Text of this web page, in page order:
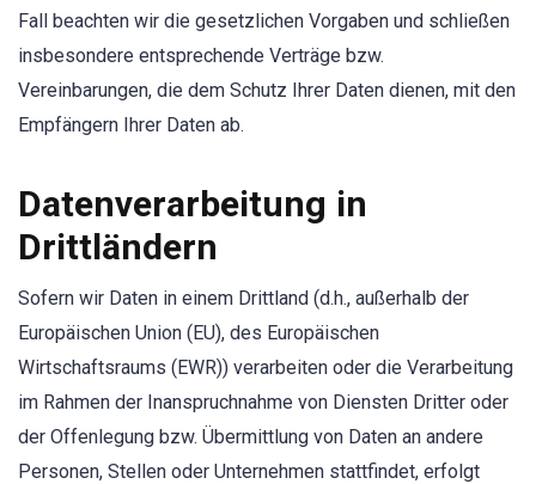
Fall beachten wir die gesetzlichen Vorgaben und schließen
insbesondere entsprechende Verträge bzw.
Vereinbarungen, die dem Schutz Ihrer Daten dienen, mit den
Empfängern Ihrer Daten ab.
Datenverarbeitung in
Drittländern
Sofern wir Daten in einem Drittland (d.h., außerhalb der
Europäischen Union (EU), des Europäischen
Wirtschaftsraums (EWR)) verarbeiten oder die Verarbeitung
im Rahmen der Inanspruchnahme von Diensten Dritter oder
der Offenlegung bzw. Übermittlung von Daten an andere
Personen, Stellen oder Unternehmen stattfindet, erfolgt